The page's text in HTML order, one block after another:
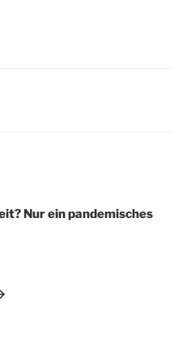
Nur ein pandemisches